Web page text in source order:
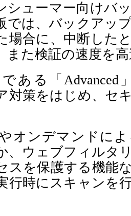
シューマー向けバ
では、バックアッ
場合に、中断した
また検証の速度を
ある「Advanced
対策をはじめ、セ
オンデマンドに
、ウェブフィルタ
スを保護する機能
行時にスキャンを